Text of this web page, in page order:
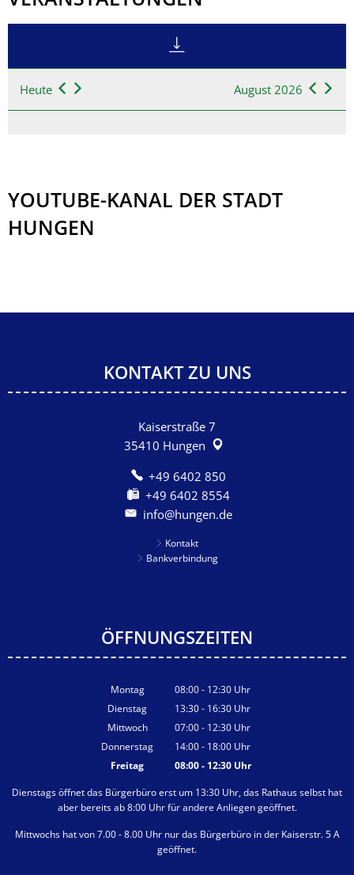
Heute August 2026
YOUTUBE-KANAL DER STADT
HUNGEN
KONTAKT ZU UNS
Kaiserstraße 7
35410 Hungen
+49 6402 850
+49 6402 8554
info@hungen.de
Kontakt
Bankverbindung
ÖFFNUNGSZEITEN
Montag 08:00- 12:30 Uhr
Von 08:00 bis 12:30 Uhr
Dienstag 13:30- 16:30 Uhr
Von 13:30 bis 16:30 Uhr
Mittwoch 07:00- 12:30 Uhr
Von 07:00 bis 12:30 Uhr
Donnerstag 14:00- 18:00 Uhr
Von 14:00 bis 18:00 Uhr
Freitag 08:00- 12:30Uhr
Dienstags öffnet das Bürgerbüro erst um 13:30 Uhr, das Rathaus selbst hat
aber bereits ab 8:00 Uhr für andere Anliegen geöffnet.
Mittwochs hat von 7.00 - 8.00 Uhr nur das Bürgerbüro in der Kaiserstr. 5 A
geöffnet.